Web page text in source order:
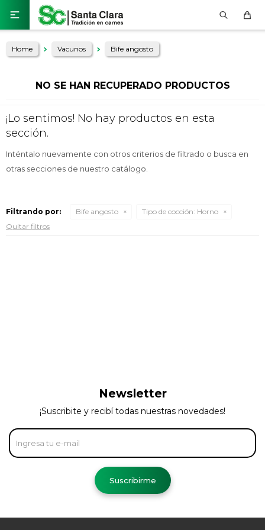

Home Vacunos Bife angosto
NO SE HAN RECUPERADO PRODUCTOS
¡Lo sentimos! No hay productos en esta
sección.
Inténtalo nuevamente con otros criterios de filtrado o busca en
otras secciones de nuestro catálogo.
Filtrando por: Bife angosto Tipo de cocción: Horno
Quitar filtros
Newsletter
¡Suscribite y recibí todas nuestras novedades!
Suscribirme